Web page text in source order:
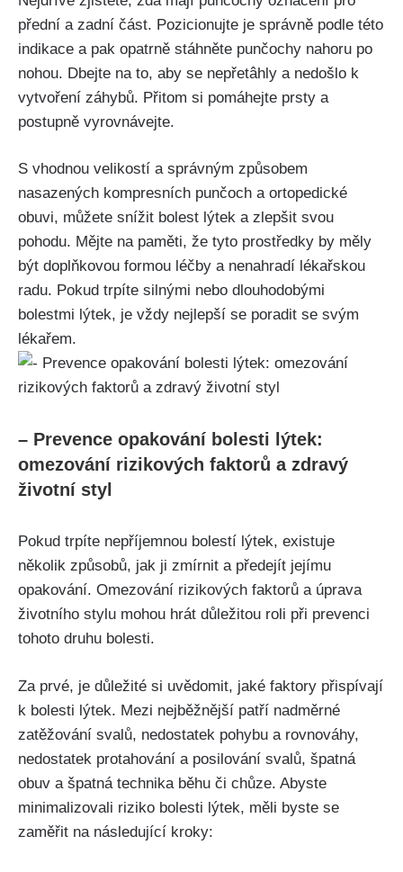
přední a ⁢zadní část.⁤ Pozicionujte je správně podle této
indikace⁣ a ⁣pak opatrně ⁣stáhněte punčochy nahoru po
nohou. Dbejte na to, aby ⁤se ‌nepřetâhly a nedošlo k
⁢vytvoření‍ záhybů.‍ Přitom⁢ si pomáhejte prsty a
postupně vyrovnávejte.
S vhodnou velikostí ​a správným⁢ způsobem
nasazených kompresních punčoch ⁢a ​ortopedické
obuvi, můžete snížit bolest lýtek a zlepšit svou
pohodu. Mějte na⁣ paměti, že tyto ⁣prostředky ‍by ⁢měly
být doplňkovou‍ formou léčby ​a nenahradí ⁣lékařskou
radu. Pokud trpíte silnými ​nebo⁤ dlouhodobými
bolestmi lýtek,⁤ je vždy nejlepší se poradit⁣ se svým
lékařem.
– Prevence opakování bolesti lýtek:
omezování ‌rizikových faktorů ‌a zdravý
⁣životní styl
Pokud⁢ trpíte nepříjemnou​ bolestí ⁤lýtek,⁣ existuje
několik⁣ způsobů, jak ji zmírnit ⁤a předejít​ jejímu‍
opakování. Omezování rizikových faktorů a úprava
životního stylu mohou hrát ⁤důležitou roli při prevenci
tohoto druhu bolesti.
Za ‍prvé, je důležité‍ si uvědomit, jaké faktory⁤ přispívají
⁤k bolesti lýtek. Mezi nejběžnější ‌patří nadměrné
zatěžování svalů, nedostatek pohybu a rovnováhy,​
nedostatek protahování a posilování⁢ svalů, špatná‌
obuv a špatná technika běhu či chůze. Abyste​
minimalizovali riziko⁤ bolesti lýtek, měli byste⁢ se‍
zaměřit na následující⁣ kroky: